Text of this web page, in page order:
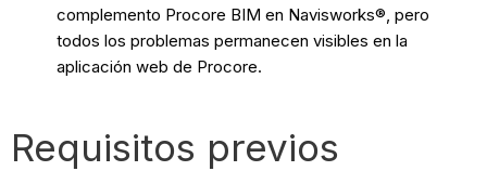
complemento Procore BIM en Navisworks®, pero
todos los problemas permanecen visibles en la
aplicación web de Procore.
Requisitos previos